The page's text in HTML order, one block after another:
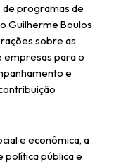
de programas de
Guilherme Boulos
sobre as
empresas para o
e
e econômica, a
política pública e